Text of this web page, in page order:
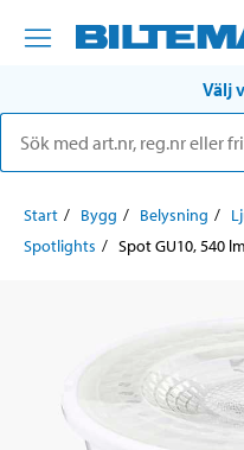
Välj
Start Bygg Belysning
Spotlights
Spot GU10, 540